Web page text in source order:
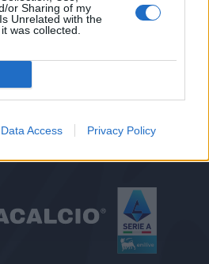
or Sharing of my
Unrelated with the
was collected.
Data Access Privacy Policy
Ragione